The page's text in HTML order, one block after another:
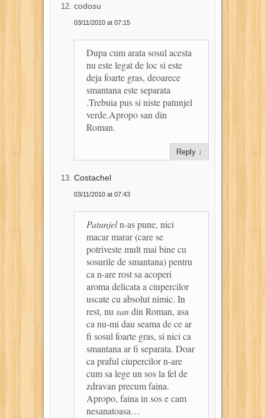
codosu
03/11/2010 at 07:15
Dupa cum arata sosul acesta
nu este legat de loc si este
deja foarte gras, deoarece
smantana este separata
.Trebuia pus si niste patunjel
verde.Apropo san din
Roman.
Reply ↓
Costachel
03/11/2010 at 07:43
Patunjeln-as pune, nici
macar marar (care se
potriveste mult mai bine cu
sosurile de smantana) pentru
ca n-are rost sa acoperi
aroma delicata a ciupercilor
uscate cu absolut nimic. In
rest, nu sandin Roman, asa
ca nu-mi dau seama de ce ar
fi sosul foarte gras, si nici ca
smantana ar fi separata. Doar
ca praful ciupercilor n-are
cum sa lege un sos la fel de
zdravan precum faina.
Apropo, faina in sos e cam
nesanatoasa…